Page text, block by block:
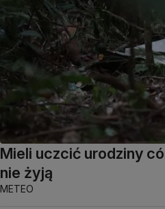
Mieli uczcić urodziny
nie żyją
METEO